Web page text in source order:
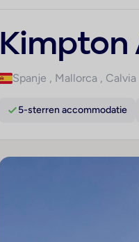
Kimpton
Spanje , Mallorca , Calvia
5-sterren accommodatie